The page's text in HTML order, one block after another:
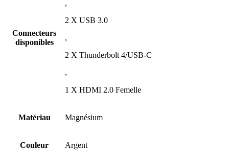
Connecteurs
disponibles
,
2 X USB 3.0
,
2 X Thunderbolt 4/USB-C
,
1 X HDMI 2.0 Femelle
Matériau Magnésium
Couleur Argent